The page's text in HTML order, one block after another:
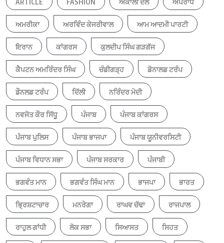
ਅਮਰੀਕਾ ਅਰਵਿੰਦ ਕੇਜਰੀਵਾਲ ਆਮ ਆਦਮੀ ਪਾਰਟੀ
ਇਰਾਨ ਕਾਂਗਰਸ ਕੁਲਦੀਪ ਸਿੰਘ ਗੜਗੱਜ
ਕੈਪਟਨ ਅਮਰਿੰਦਰ ਸਿੰਘ ਚੰਡੀਗੜ੍ਹ ਡੋਨਾਲਡ ਟਰੰਪ
ਡੌਨਲਡ ਟਰੰਪ ਦਿੱਲੀ ਨਰਿੰਦਰ ਮੋਦੀ
ਨਵਜੋਤ ਕੌਰ ਸਿੱਧੂ ਪੰਜਾਬ ਪੰਜਾਬ ਕਾਂਗਰਸ
ਪੰਜਾਬ ਪੁਲਿਸ ਪੰਜਾਬ ਭਾਜਪਾ ਪੰਜਾਬ ਯੂਨੀਵਰਸਿਟੀ
ਪੰਜਾਬ ਵਿਧਾਨ ਸਭਾ ਪੰਜਾਬ ਸਰਕਾਰ ਪੰਜਾਬੀ
ਭਗਵੰਤ ਮਾਨ ਭਗਵੰਤ ਸਿੰਘ ਮਾਨ ਭਾਜਪਾ ਭਾਰਤ
ਭ੍ਰਿਸ਼ਟਾਚਾਰ ਮਨਰੇਗਾ ਰਾਘਵ ਚੱਢਾ ਰਾਜਪਾਲ
ਰਾਹੁਲ ਗਾਂਧੀ ਲੋਕ ਸਭਾ ਸਿਆਸਤ ਸਿਹਤ